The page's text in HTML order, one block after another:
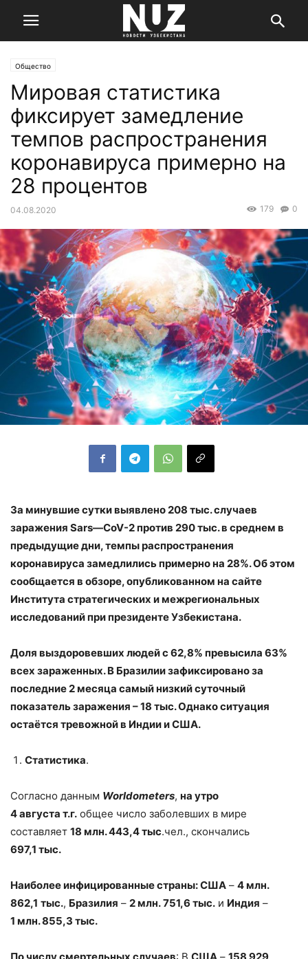
Общество
Мировая статистика
фиксирует замедление
темпов распространения
коронавируса примерно на
28 процентов
04.08.2020 0
179
За минувшие сутки выявлено 208 тыс. случаев
заражения Sars—CoV-2против 290 тыс. в среднем в
предыдущие дни, темпы распространения
коронавируса замедлились примерно на 28%. Об этом
сообщается в обзоре, опубликованном на сайте
Института стратегических и межрегиональных
исследований при президенте Узбекистана.
Доля выздоровевших людей с 62,8% превысила 63%
всех зараженных. В Бразилии зафиксировано за
последние 2 месяца самый низкий суточный
показатель заражения – 18 тыс. Однако ситуация
остаётся тревожной в Индии и США.
Статистика.
Согласно данным Worldometers, на утро
4 августа т.г. общее число заболевших в мире
составляет 18 млн. 443,4 тыс.чел., скончались
697,1 тыс.
Наиболее инфицированные страны:США – 4 млн.
862,1 тыс., Бразилия – 2 млн. 751,6 тыс. и Индия –
1 млн. 855,3 тыс.